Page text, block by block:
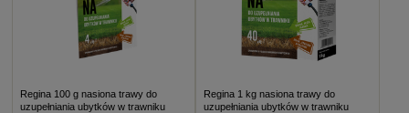
Regina 100 g nasiona trawy do
uzupełniania ubytków w trawniku
Regina 1 kg nasiona trawy do
uzupełniania ubytków w trawniku